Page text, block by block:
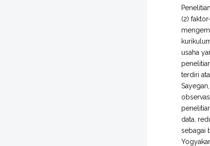
(2)
usaha
terdiri
data,
sebagai